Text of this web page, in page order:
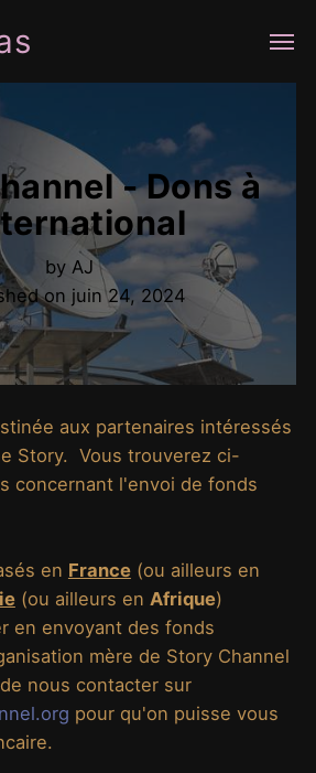
- Dons à
by AJ
on juin 24, 2024
aux partenaires intéressés
Story. Vous trouverez ci-
concernant l'envoi de fonds
en France(ou ailleurs en
(ou ailleurs en Afrique)
en envoyant des fonds
mère de Story Channel
nous contacter sur
pour qu'on puisse vous